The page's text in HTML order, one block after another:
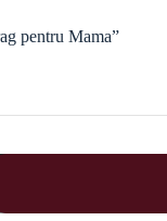
pentru Mama”